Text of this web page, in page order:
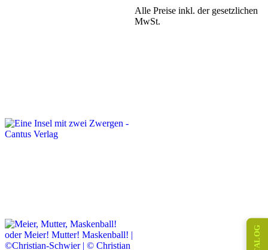
Alle Preise inkl. der gesetzlichen
MwSt.